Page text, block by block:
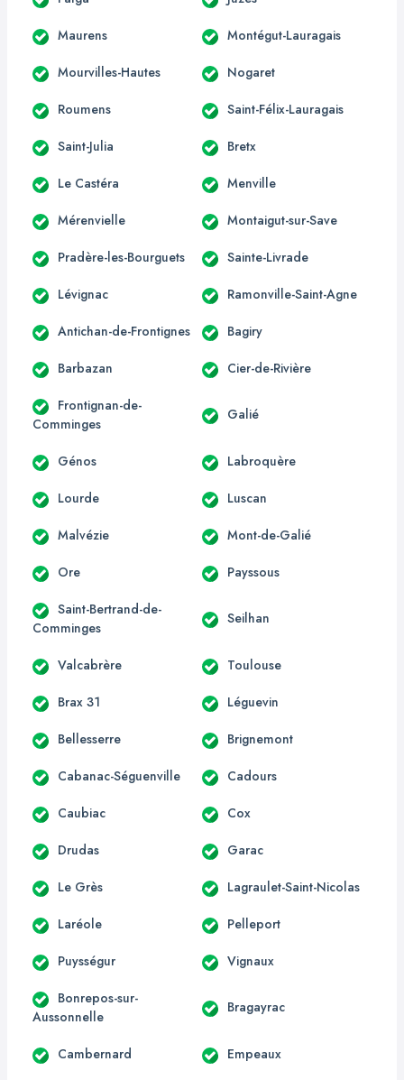
Maurens Montégut-Lauragais
Mourvilles-Hautes Nogaret
Roumens Saint-Félix-Lauragais
Saint-Julia Bretx
Le Castéra Menville
Mérenvielle Montaigut-sur-Save
Pradère-les-Bourguets Sainte-Livrade
Lévignac Ramonville-Saint-Agne
Antichan-de-Frontignes Bagiry
Barbazan Cier-de-Rivière
Frontignan-de-
Comminges
Galié
Génos Labroquère
Lourde Luscan
Malvézie Mont-de-Galié
Ore Payssous
Saint-Bertrand-de-
Comminges
Seilhan
Valcabrère Toulouse
Brax 31 Léguevin
Bellesserre Brignemont
Cabanac-Séguenville Cadours
Caubiac Cox
Drudas Garac
Le Grès Lagraulet-Saint-Nicolas
Laréole Pelleport
Puysségur Vignaux
Bonrepos-sur-
Aussonnelle
Bragayrac
Cambernard Empeaux